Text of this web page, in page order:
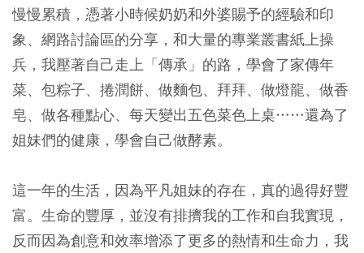
慢慢累積，憑著小時候奶奶和外婆賜予的經驗和印
象、網路討論區的分享，和大量的專業叢書紙上操
兵，我壓著自己走上「傳承」的路，學會了家傳年
菜、包粽子、捲潤餅、做麵包、拜拜、做燈龍、做香
皂、做各種點心、每天變出五色菜色上桌……還為了
姐妹們的健康，學會自己做酵素。
這一年的生活，因為平凡姐妹的存在，真的過得好豐
富。生命的豐厚，並沒有排擠我的工作和自我實現，
反而因為創意和效率增添了更多的熱情和生命力，我